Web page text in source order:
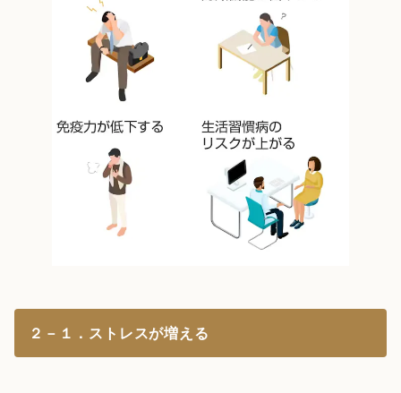
２－１．ストレスが増える